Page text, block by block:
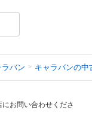
ラバン キャラバンの中
お問い合わせくださ